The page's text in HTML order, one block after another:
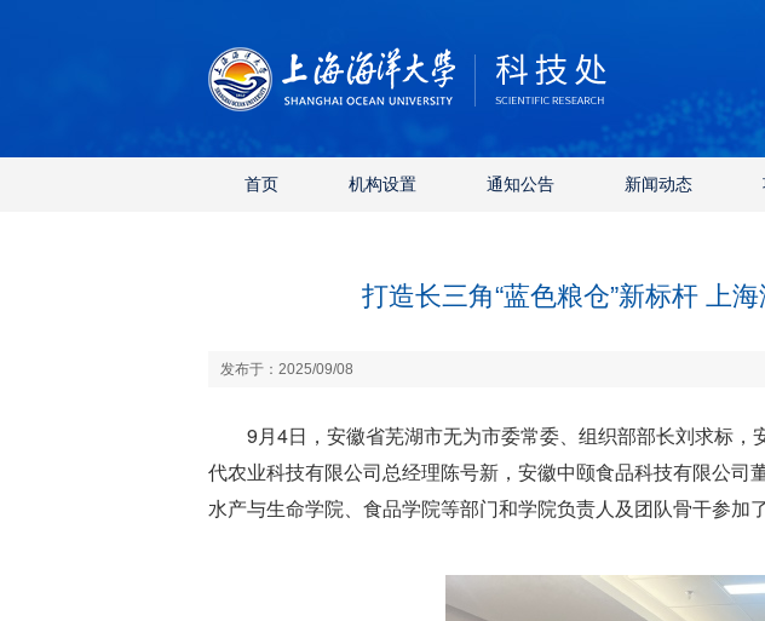
首页 机构设置 通知公告 新闻动态
打造长三角“蓝色粮仓”新标杆 上
发布于：2025/09/08
9月4日，安徽省芜湖市无为市委常委、组织部部长刘求标
代农业科技有限公司总经理陈号新，安徽中颐食品科技有限公司
水产与生命学院、食品学院等部门和学院负责人及团队骨干参加